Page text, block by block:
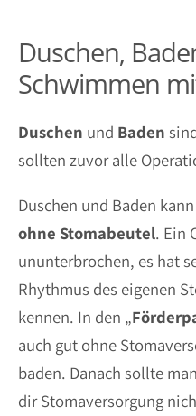
Duschen,
Schwimmen
Duschen und Baden
sollten zuvor alle
Duschen und Baden
ohne Stomabeutel. Ein
ununterbrochen, es hat
Rhythmus des eigenen
kennen. In den „
auch gut ohne
baden. Danach sollte
dir Stomaversorgung